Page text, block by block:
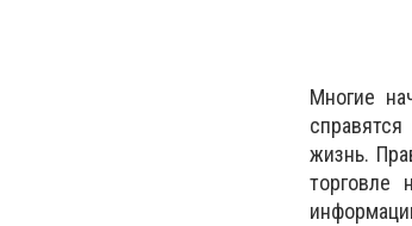
Многие
жизнь.
торговле